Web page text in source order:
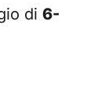
di 6-